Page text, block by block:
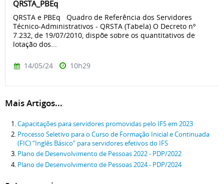
QRSTA_PBEq
QRSTA e PBEq Quadro de Referência dos Servidores
Técnico-Administrativos - QRSTA (Tabela) O Decreto nº
7.232, de 19/07/2010, dispõe sobre os quantitativos de
lotação dos...
14/05/24 10h29
Mais Artigos...
Capacitações para servidores promovidas pelo IFS em 2023
Processo Seletivo para o Curso de Formação Inicial e Continuada
(FIC) “Inglês Básico” para servidores efetivos do IFS
Plano de Desenvolvimento de Pessoas 2022 - PDP/2022
Plano de Desenvolvimento de Pessoas 2024 - PDP/2024